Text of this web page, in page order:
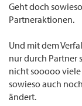
Geht doch
Partneraktionen.
Und mit dem
nur durch Partner
nicht sooooo
sowieso auch
ändert.